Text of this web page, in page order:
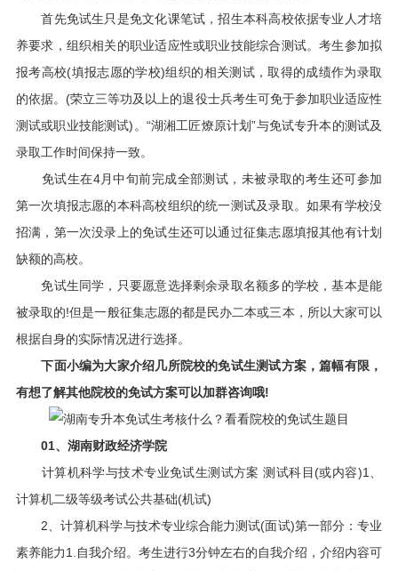
首先免试生只是免文化课笔试，招生本科高校依据专业人才培
养要求，组织相关的职业适应性或职业技能综合测试。考生参加拟
报考高校(填报志愿的学校)组织的相关测试，取得的成绩作为录取
的依据。(荣立三等功及以上的退役士兵考生可免于参加职业适应性
测试或职业技能测试)。“湖湘工匠燎原计划”与免试专升本的测试及
录取工作时间保持一致。
免试生在4月中旬前完成全部测试，未被录取的考生还可参加
第一次填报志愿的本科高校组织的统一测试及录取。如果有学校没
招满，第一次没录上的免试生还可以通过征集志愿填报其他有计划
缺额的高校。
免试生同学，只要愿意选择剩余录取名额多的学校，基本是能
被录取的!但是一般征集志愿的都是民办二本或三本，所以大家可以
根据自身的实际情况进行选择。
下面小编为大家介绍几所院校的免试生测试方案，篇幅有限，
有想了解其他院校的免试方案可以加群咨询哦!
01、湖南财政经济学院
计算机科学与技术专业免试生测试方案 测 试科目(或内容)1、
计算机二级等级考试公共基础(机试)
2、计算机科学与技术专业综合能力测试(面试)第一部分：专业
素养能力1.自我介绍。考生进行3分钟左右的自我介绍，介绍内容可